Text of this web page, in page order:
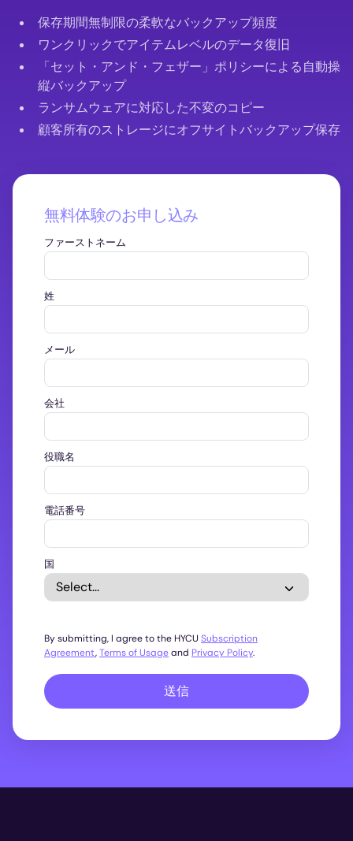
保存期間無制限の柔軟なバックアップ頻度
ワンクリックでアイテムレベルのデータ復旧
「セット・アンド・フェザー」ポリシーによる自動操
縦バックアップ
ランサムウェアに対応した不変のコピー
顧客所有のストレージにオフサイトバックアップ保存
無料体験のお申し込み
ファーストネーム
姓
メール
会社
役職名
電話番号
国
By submitting, I agree to the HYCU Subscription
Agreement,Terms of Usageand Privacy Policy.
送信